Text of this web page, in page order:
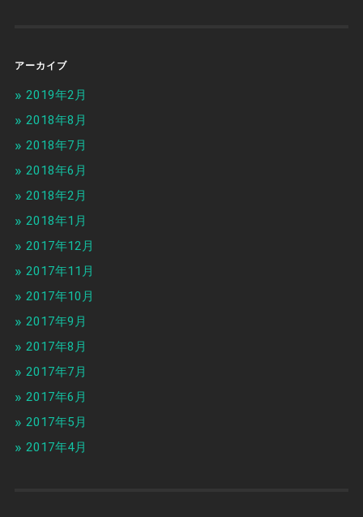
アーカイブ
2019年2月
2018年8月
2018年7月
2018年6月
2018年2月
2018年1月
2017年12月
2017年11月
2017年10月
2017年9月
2017年8月
2017年7月
2017年6月
2017年5月
2017年4月